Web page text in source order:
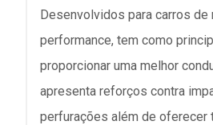
Desenvolvidos para carros de
performance, tem como
proporcionar uma melhor
apresenta reforços contra
perfurações além de oferecer